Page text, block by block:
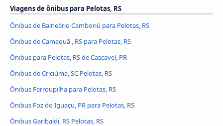
Viagens de ônibus para Pelotas, RS
Ônibus de Balneário Camboriú para Pelotas, RS
Ônibus de Camaquã , RS para Pelotas, RS
Ônibus para Pelotas, RS de Cascavel, PR
Ônibus de Criciúma, SC Pelotas, RS
Ônibus Farroupilha para Pelotas, RS
Ônibus Foz do Iguaçu, PR para Pelotas, RS
Ônibus Garibaldi, RS Pelotas, RS